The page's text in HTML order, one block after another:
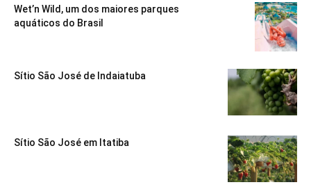
Wet’n Wild, um dos maiores parques
aquáticos do Brasil
Sítio São José de Indaiatuba
Sítio São José em Itatiba